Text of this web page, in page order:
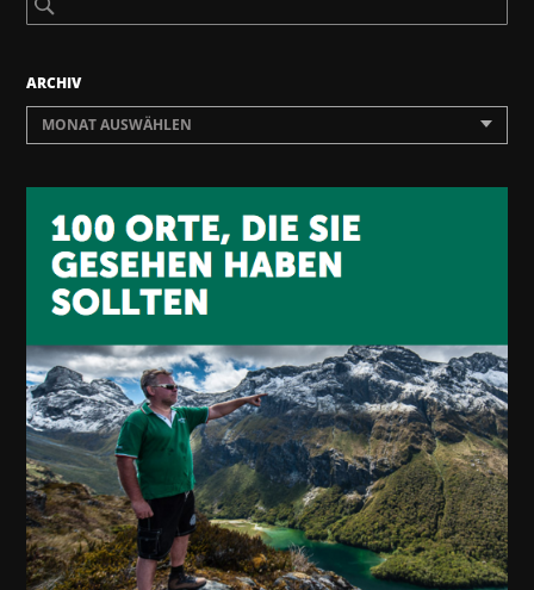
ARCHIV
MONAT AUSWÄHLEN